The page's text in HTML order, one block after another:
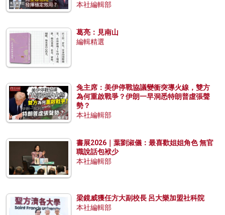
本社編輯部
葛亮：見南山
編輯精選
兔主席：美伊停戰協議變衝突導火線，雙方
為何重啟戰爭？伊朗一早洞悉特朗普虛張聲
勢？
本社編輯部
書展2026｜葉劉淑儀：最喜歡姐姐角色 無官
職說話包袱少
本社編輯部
梁鏡威獲任方大副校長 呂大樂加盟社科院
本社編輯部